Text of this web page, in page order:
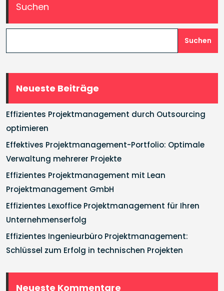
Suchen
Suchen
Neueste Beiträge
Effizientes Projektmanagement durch Outsourcing
optimieren
Effektives Projektmanagement-Portfolio: Optimale
Verwaltung mehrerer Projekte
Effizientes Projektmanagement mit Lean
Projektmanagement GmbH
Effizientes Lexoffice Projektmanagement für Ihren
Unternehmenserfolg
Effizientes Ingenieurbüro Projektmanagement:
Schlüssel zum Erfolg in technischen Projekten
Neueste Kommentare